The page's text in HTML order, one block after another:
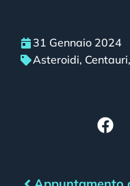
31 Gennaio 2024
Asteroidi, Centauri,